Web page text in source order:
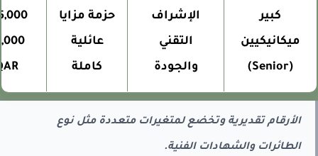
كبير
ميكانيكيين
الإشراف
التقني
والجودة
حزمة مزايا
عائلية
كاملة
-
55,000
QAR
الأرقام تقديرية وتخضع لمتغيرات متعددة مثل نوع
الطائرات والشهادات الفنية.